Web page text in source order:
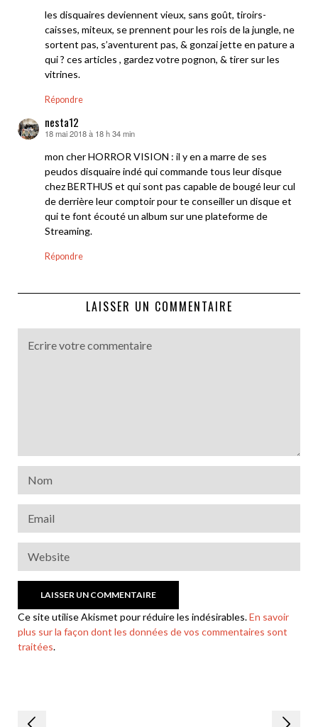
les disquaires deviennent vieux, sans goût, tiroirs-
caisses, miteux, se prennent pour les rois de la jungle, ne
sortent pas, s’aventurent pas, & gonzai jette en pature a
qui ? ces articles , gardez votre pognon, & tirer sur les
vitrines.
Répondre
nesta12
dit :
18 mai 2018 à 18 h 34 min
mon cher HORROR VISION : il y en a marre de ses
peudos disquaire indé qui commande tous leur disque
chez BERTHUS et qui sont pas capable de bougé leur cul
de derrière leur comptoir pour te conseiller un disque et
qui te font écouté un album sur une plateforme de
Streaming.
Répondre
LAISSER UN COMMENTAIRE
Ce site utilise Akismet pour réduire les indésirables.En savoir
plus sur la façon dont les données de vos commentaires sont
traitées.